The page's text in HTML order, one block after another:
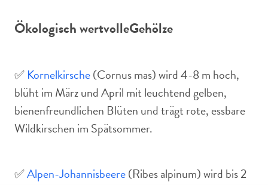
Ökologisch wertvolleGehölze
✅ Kornelkirsche(Cornus mas) wird 4-8 m hoch,
blüht im März und April mit leuchtend gelben,
bienenfreundlichen Blüten und trägt rote, essbare
Wildkirschen im Spätsommer.
✅Alpen-Johannisbeere(Ribes alpinum) wird bis 2